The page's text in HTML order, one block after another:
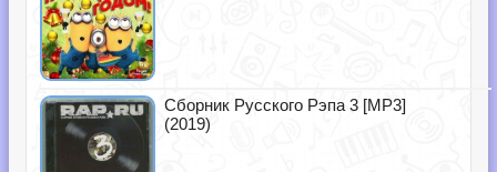
Сборник Русского Рэпа 3 [MP3]
(2019)